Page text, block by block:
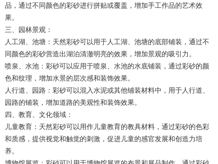
品，通过不同颜色的彩砂进行拼贴或覆盖，增加手工作品的艺术效
果。
三、园林景观：
人工湖、池塘：天然彩砂可以用于人工湖、池塘的底部铺装，通过不
同颜色的彩砂营造出湖泊清澈明亮的效果，增加景观的吸引力。
喷泉、水池：彩砂可以应用于喷泉、水池的水底铺装，通过彩砂的颜
色和纹理，增加水景的层次感和装饰效果。
人行道、园路：彩砂可以混入水泥或其他铺装材料中，用于人行道、
园路的铺装，增加道路的美观性和装饰效果。
四、教育、文化领域：
儿童教育：天然彩砂可以用作儿童教育的教具材料，通过彩砂的色彩
和质感，提供视觉和触觉的刺激，促进儿童的感官发展和创造力培
养。